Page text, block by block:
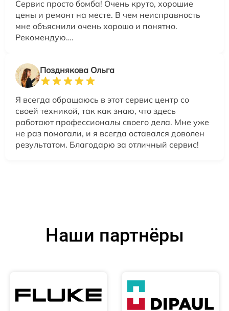
Сервис просто бомба! Очень круто, хорошие
цены и ремонт на месте. В чем неисправность
мне объяснили очень хорошо и понятно.
Рекомендую….
Позднякова Ольга
Я всегда обращаюсь в этот сервис центр со
своей техникой, так как знаю, что здесь
работают профессионалы своего дела. Мне уже
не раз помогали, и я всегда оставался доволен
результатом. Благодарю за отличный сервис!
Наши партнёры